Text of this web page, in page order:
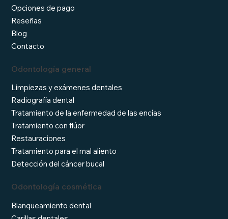
Opciones de pago
Reseñas
Blog
Contacto
Odontología general
Limpiezas y exámenes dentales
Radiografía dental
Tratamiento de la enfermedad de las encías
Tratamiento con flúor
Restauraciones
Tratamiento para el mal aliento
Detección del cáncer bucal
Odontología cosmética
Blanqueamiento dental